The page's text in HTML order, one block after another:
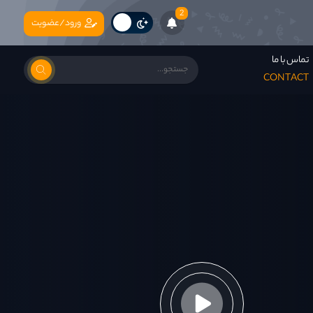
2
تماس با ما
CONTACT
ورود/عضویت